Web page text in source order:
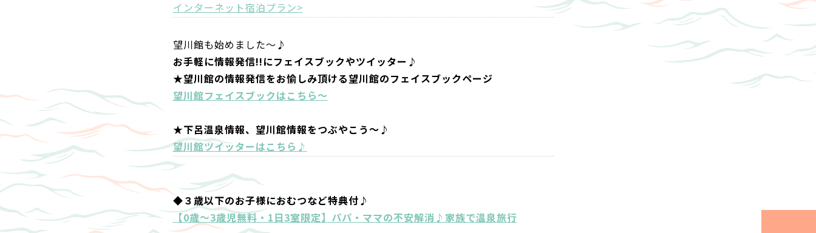
インターネット宿泊プラン>
望川館も始めました～♪
お手軽に情報発信!!にフェイスブックやツイッター♪
★望川館の情報発信をお愉しみ頂ける望川館のフェイスブックページ
望川館フェイスブックはこちら～
★下呂温泉情報、望川館情報をつぶやこう～♪
望川館ツイッターはこちら♪
◆３歳以下のお子様におむつなど特典付♪
【0歳～3歳児無料・1日3室限定】パパ・ママの不安解消♪家族で温泉旅行